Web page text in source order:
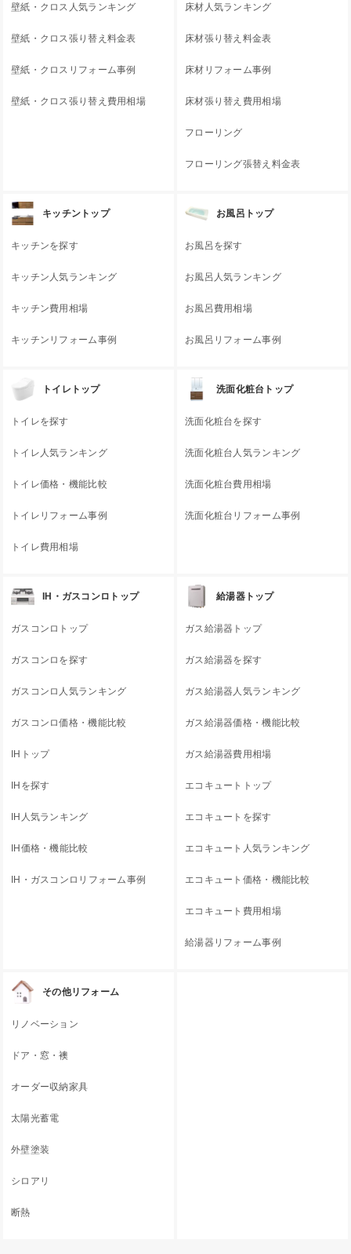
壁紙・クロス人気ランキング
壁紙・クロス張り替え料金表
壁紙・クロスリフォーム事例
壁紙・クロス張り替え費用相場
床材人気ランキング
床材張り替え料金表
床材リフォーム事例
床材張り替え費用相場
フローリング
フローリング張替え料金表
キッチントップ
キッチンを探す
キッチン人気ランキング
キッチン費用相場
キッチンリフォーム事例
お風呂トップ
お風呂を探す
お風呂人気ランキング
お風呂費用相場
お風呂リフォーム事例
トイレトップ
トイレを探す
トイレ人気ランキング
トイレ価格・機能比較
トイレリフォーム事例
トイレ費用相場
洗面化粧台トップ
洗面化粧台を探す
洗面化粧台人気ランキング
洗面化粧台費用相場
洗面化粧台リフォーム事例
IH・ガスコンロトップ
ガスコンロトップ
ガスコンロを探す
ガスコンロ人気ランキング
ガスコンロ価格・機能比較
IHトップ
IHを探す
IH人気ランキング
IH価格・機能比較
IH・ガスコンロリフォーム事例
給湯器トップ
ガス給湯器トップ
ガス給湯器を探す
ガス給湯器人気ランキング
ガス給湯器価格・機能比較
ガス給湯器費用相場
エコキュートトップ
エコキュートを探す
エコキュート人気ランキング
エコキュート価格・機能比較
エコキュート費用相場
給湯器リフォーム事例
その他リフォーム
リノベーション
ドア・窓・襖
オーダー収納家具
太陽光蓄電
外壁塗装
シロアリ
断熱